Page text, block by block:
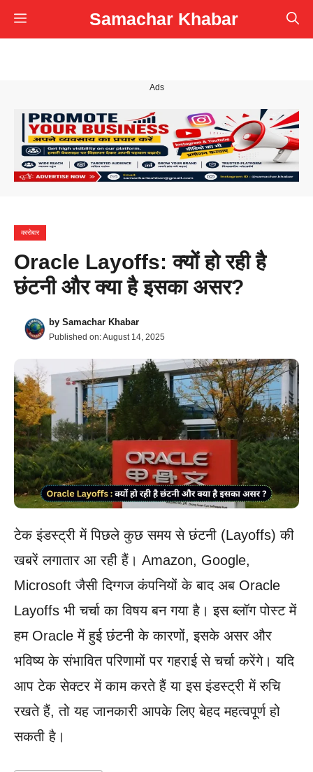
Skip
to
Samachar Khabar
Menu
Ads
कारोबार
Oracle Layoffs: क्यों हो रही है
छंटनी और क्या है इसका असर?
by Samachar Khabar
Published on:August 14, 2025
टेक इंडस्ट्री में पिछले कुछ समय से छंटनी (Layoffs) की
खबरें लगातार आ रही हैं। Amazon, Google,
Microsoft जैसी दिग्गज कंपनियों के बाद अब Oracle
Layoffs भी चर्चा का विषय बन गया है। इस ब्लॉग पोस्ट में
हम Oracle में हुई छंटनी के कारणों, इसके असर और
भविष्य के संभावित परिणामों पर गहराई से चर्चा करेंगे। यदि
आप टेक सेक्टर में काम करते हैं या इस इंडस्ट्री में रुचि
रखते हैं, तो यह जानकारी आपके लिए बेहद महत्वपूर्ण हो
सकती है।